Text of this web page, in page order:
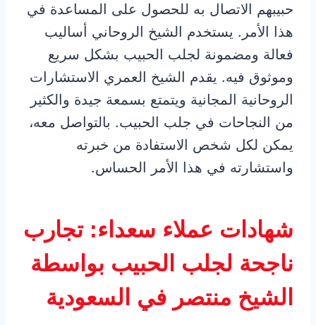
حبيبهم الاتصال به للحصول على المساعدة في
هذا الأمر. يستخدم الشيخ الروحاني أساليب
فعالة ومضمونة لجلب الحبيب بشكل سريع
وموثوق فيه. يقدم الشيخ العمري الاستشارات
الروحانية المجانية ويتمتع بسمعة جيدة والكثير
من النجاحات في جلب الحبيب. بالتواصل معه،
يمكن لكل شخص الاستفادة من خبرته
واستشارته في هذا الأمر الحساس.
شهادات عملاء سعداء: تجارب
ناجحة لجلب الحبيب بواسطة
الشيخ منتصر في السعودية